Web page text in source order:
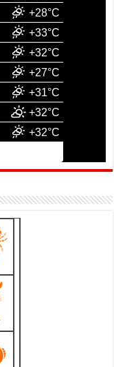
+28°C
+33°C
+32°C
+27°C
+31°C
+32°C
+32°C